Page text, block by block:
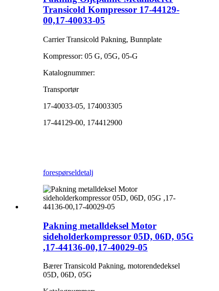
Transicold Kompressor 17-44129-
00,17-40033-05
Carrier Transicold Pakning, Bunnplate
Kompressor: 05 G, 05G, 05-G
Katalognummer:
Transportør
17-40033-05, 174003305
17-44129-00, 174412900
forespørseldetalj
Pakning metalldeksel Motor
sideholderkompressor 05D, 06D, 05G
,17-44136-00,17-40029-05
Bærer Transicold Pakning, motorendedeksel
05D, 06D, 05G